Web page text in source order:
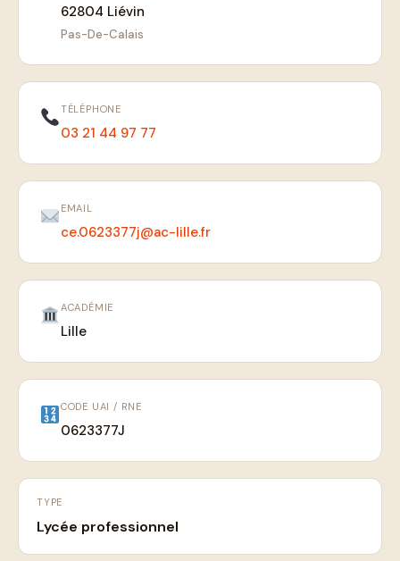
62804 Liévin
Pas-De-Calais
TÉLÉPHONE
03 21 44 97 77
EMAIL
ce.0623377j@ac-lille.fr
ACADÉMIE
Lille
CODE UAI / RNE
0623377J
TYPE
Lycée professionnel